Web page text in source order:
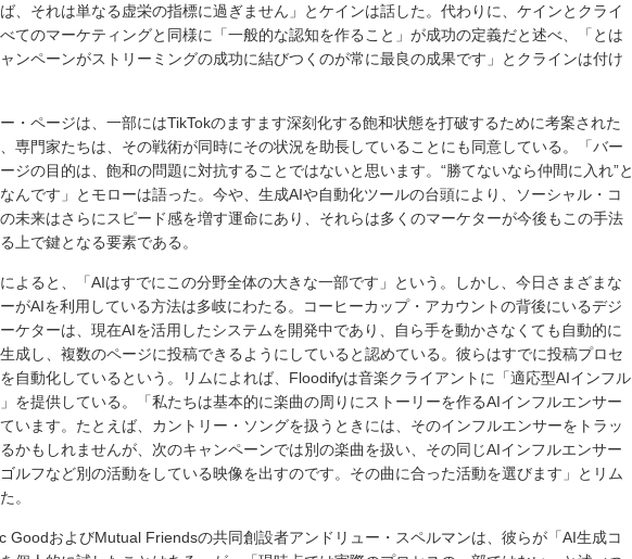
、それは単なる虚栄の指標に過ぎません」とケインは話した。代わりに、ケインとクライ
てのマーケティングと同様に「一般的な認知を作ること」が成功の定義だと述べ、「とは
ンペーンがストリーミングの成功に結びつくのが常に最良の成果です」とクラインは付け
・ページは、一部にはTikTokのますます深刻化する飽和状態を打破するために考案された
専門家たちは、その戦術が同時にその状況を助長していることにも同意している。「バー
ジの目的は、飽和の問題に対抗することではないと思います。“勝てないなら仲間に入れ”と
んです」とモローは語った。今や、生成AIや自動化ツールの台頭により、ソーシャル・コ
未来はさらにスピード感を増す運命にあり、それらは多くのマーケターが今後もこの手法
上で鍵となる要素である。
よると、「AIはすでにこの分野全体の大きな一部です」という。しかし、今日さまざまな
がAIを利用している方法は多岐にわたる。コーヒーカップ・アカウントの背後にいるデジ
ケターは、現在AIを活用したシステムを開発中であり、自ら手を動かさなくても自動的に
成し、複数のページに投稿できるようにしていると認めている。彼らはすでに投稿プロセ
自動化しているという。リムによれば、Floodifyは音楽クライアントに「適応型AIインフル
を提供している。「私たちは基本的に楽曲の周りにストーリーを作るAIインフルエンサー
います。たとえば、カントリー・ソングを扱うときには、そのインフルエンサーをトラッ
かもしれませんが、次のキャンペーンでは別の楽曲を扱い、その同じAIインフルエンサー
ルフなど別の活動をしている映像を出すのです。その曲に合った活動を選びます」とリム
。
GoodおよびMutual Friendsの共同創設者アンドリュー・スペルマンは、彼らが「AI生成コ